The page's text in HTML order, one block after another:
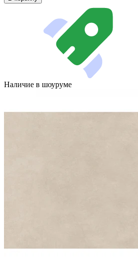
Наличие в шоуруме